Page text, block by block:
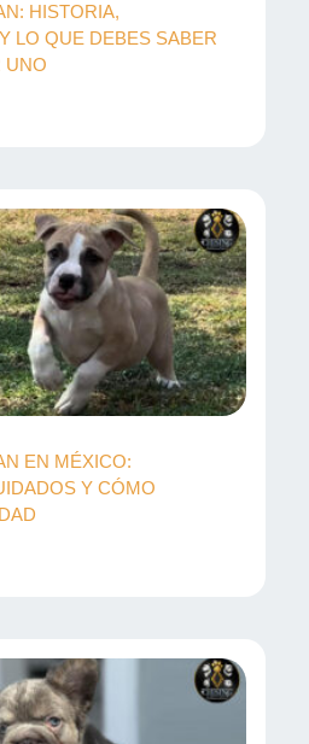
HISTORIA,
LO QUE DEBES SABER
UNO
EN MÉXICO:
Y CÓMO